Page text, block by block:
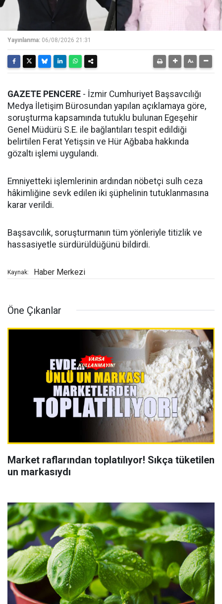
Yayınlanma: 06/08/2026 21:31
GAZETE PENCERE - İzmir Cumhuriyet Başsavcılığı
Medya İletişim Bürosundan yapılan açıklamaya göre,
soruşturma kapsamında tutuklu bulunan Egeşehir
Genel Müdürü S.E. ile bağlantıları tespit edildiği
belirtilen Ferat Yetişsin ve Hür Ağbaba hakkında
gözaltı işlemi uygulandı.
Emniyetteki işlemlerinin ardından nöbetçi sulh ceza
hâkimliğine sevk edilen iki şüphelinin tutuklanmasına
karar verildi.
Başsavcılık, soruşturmanın tüm yönleriyle titizlik ve
hassasiyetle sürdürüldüğünü bildirdi.
Kaynak: Haber Merkezi
Öne Çıkanlar
Market raflarından toplatılıyor! Sıkça tüketilen
un markasıydı